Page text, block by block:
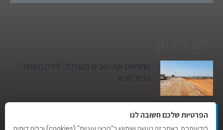
מחפשים את הזוכים בהגרלה "דירה בהנחה"
בכפר סבא
גן הילדים של מרים סיטי יהפוך למגדל מגורים:
סגירת מעגל היסטורית במגדיאל
הפרטיות שלכם חשובה לנו